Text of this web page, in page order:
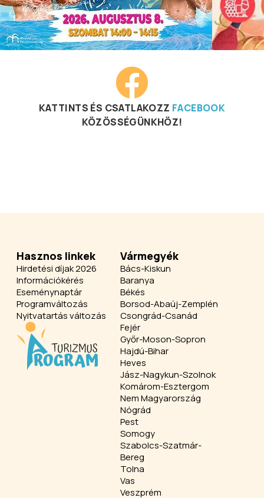
KATTINTS ÉS CSATLAKOZZ FACEBOOK
KÖZÖSSÉGÜNKHÖZ!
Hasznos linkek
Hirdetési díjak 2026
Információkérés
Eseménynaptár
Programváltozás
Nyitvatartás változás
Vármegyék
Bács-Kiskun
Baranya
Békés
Borsod-Abaúj-Zemplén
Csongrád-Csanád
Fejér
Győr-Moson-Sopron
Hajdú-Bihar
Heves
Jász-Nagykun-Szolnok
Komárom-Esztergom
Nem Magyarország
Nógrád
Pest
Somogy
Szabolcs-Szatmár-
Bereg
Tolna
Vas
Veszprém